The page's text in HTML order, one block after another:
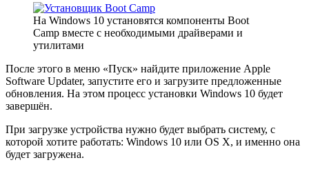
На Windows 10 установятся компоненты Boot
Camp вместе с необходимыми драйверами и
утилитами
После этого в меню «Пуск» найдите приложение Apple
Software Updater, запустите его и загрузите предложенные
обновления. На этом процесс установки Windows 10 будет
завершён.
При загрузке устройства нужно будет выбрать систему, с
которой хотите работать: Windows 10 или OS X, и именно она
будет загружена.